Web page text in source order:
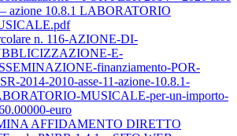
azione 10.8.1 LABORATORIO
n. 116-AZIONE-DI-
E-
finanziamento-POR-
2014-2010-asse-11-azione-10.8.1-
MUSICALE-per-un-importo-
euro
AFFIDAMENTO DIRETTO